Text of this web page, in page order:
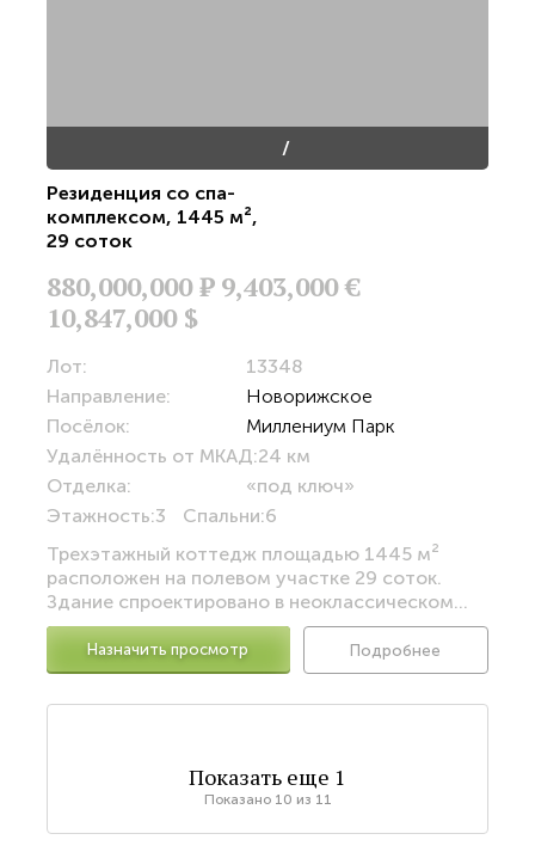
/
Резиденция со спа-
комплексом, 1445 м²,
29 соток
880,000,000Р 9,403,000 €
10,847,000 $
Лот:
13348
Направление:
Новорижское
Посёлок:
Миллениум Парк
Удалённость от МКАД:24 км
Отделка:
«под ключ»
Этажность:3 Спальни:6
Трехэтажный коттедж площадью 1445 м²
расположен на полевом участке 29 соток.
Здание спроектировано в неоклассическом...
Назначить просмотр Подробнее
Показать еще 1
Показано 10 из 11